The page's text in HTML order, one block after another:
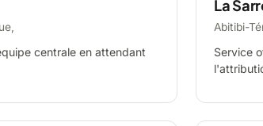
centrale en attendant
La
Abitibi-
Service